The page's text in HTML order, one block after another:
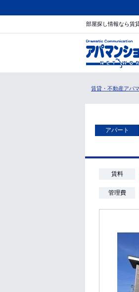
部屋探し情報なら賃
賃貸・不動産アパ
アパート
賃料
管理費